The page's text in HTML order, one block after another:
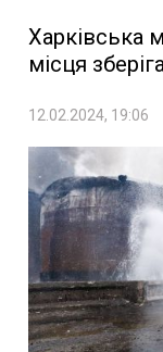
Харківська
місця
12.02.2024, 19:06